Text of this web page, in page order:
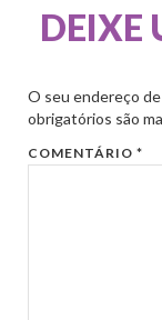
DEIXE
O seu endereço
obrigatórios são
COMENTÁRIO*